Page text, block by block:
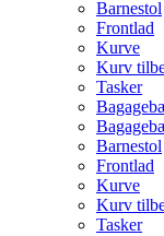
Barnestol
Frontlad
Kurve
Kurv
Tasker
Barnestol
Frontlad
Kurve
Kurv
Tasker